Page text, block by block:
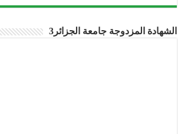
الشهادة المزدوجة جامعة الجزائر3